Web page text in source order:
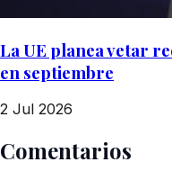
La UE planea vetar
en septiembre
2 Jul 2026
Comentarios